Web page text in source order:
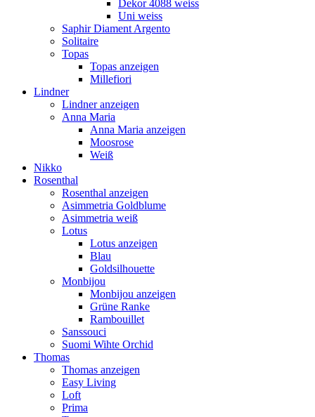
Dekor 4088 weiss
Uni weiss
Saphir Diament Argento
Solitaire
Topas
Topas anzeigen
Millefiori
Lindner
Lindner anzeigen
Anna Maria
Anna Maria anzeigen
Moosrose
Weiß
Nikko
Rosenthal
Rosenthal anzeigen
Asimmetria Goldblume
Asimmetria weiß
Lotus
Lotus anzeigen
Blau
Goldsilhouette
Monbijou
Monbijou anzeigen
Grüne Ranke
Rambouillet
Sanssouci
Suomi Wihte Orchid
Thomas
Thomas anzeigen
Easy Living
Loft
Prima